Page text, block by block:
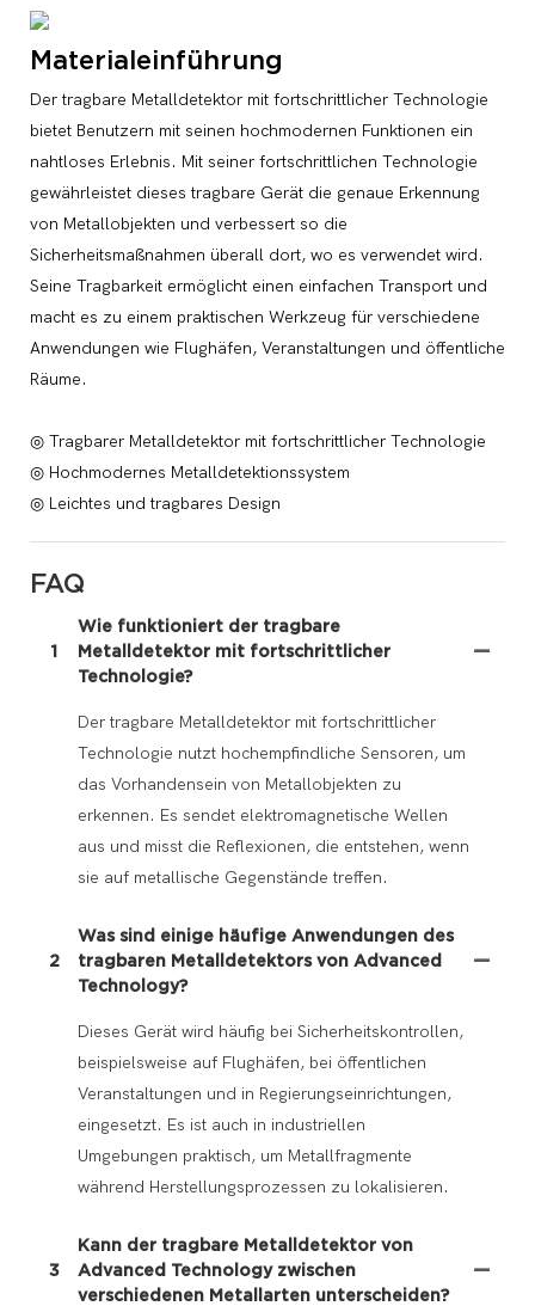
Materialeinführung
Der tragbare Metalldetektor mit fortschrittlicher Technologie
bietet Benutzern mit seinen hochmodernen Funktionen ein
nahtloses Erlebnis. Mit seiner fortschrittlichen Technologie
gewährleistet dieses tragbare Gerät die genaue Erkennung
von Metallobjekten und verbessert so die
Sicherheitsmaßnahmen überall dort, wo es verwendet wird.
Seine Tragbarkeit ermöglicht einen einfachen Transport und
macht es zu einem praktischen Werkzeug für verschiedene
Anwendungen wie Flughäfen, Veranstaltungen und öffentliche
Räume.
◎ Tragbarer Metalldetektor mit fortschrittlicher Technologie
◎ Hochmodernes Metalldetektionssystem
◎ Leichtes und tragbares Design
FAQ
1
Wie funktioniert der tragbare
Metalldetektor mit fortschrittlicher
Technologie?
Der tragbare Metalldetektor mit fortschrittlicher
Technologie nutzt hochempfindliche Sensoren, um
das Vorhandensein von Metallobjekten zu
erkennen. Es sendet elektromagnetische Wellen
aus und misst die Reflexionen, die entstehen, wenn
sie auf metallische Gegenstände treffen.
2
Was sind einige häufige Anwendungen des
tragbaren Metalldetektors von Advanced
Technology?
Dieses Gerät wird häufig bei Sicherheitskontrollen,
beispielsweise auf Flughäfen, bei öffentlichen
Veranstaltungen und in Regierungseinrichtungen,
eingesetzt. Es ist auch in industriellen
Umgebungen praktisch, um Metallfragmente
während Herstellungsprozessen zu lokalisieren.
3
Kann der tragbare Metalldetektor von
Advanced Technology zwischen
verschiedenen Metallarten unterscheiden?